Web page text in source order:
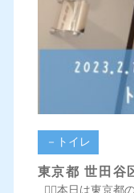
－トイレ
東京都 世田谷
💁‍♀️本日は東京都